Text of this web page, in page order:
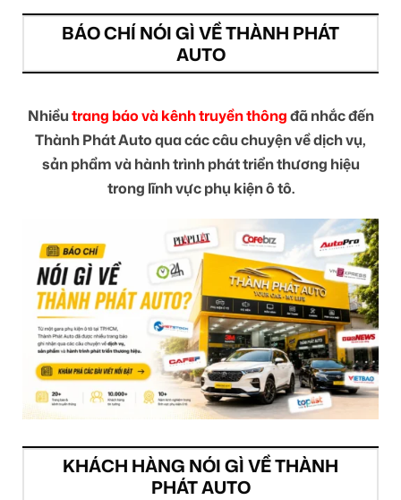
BÁO CHÍ NÓI GÌ VỀ THÀNH PHÁT
AUTO
Nhiềutrang báo và kênh truyền thôngđã nhắc đến
Thành Phát Auto qua các câu chuyện về dịch vụ,
sản phẩm và hành trình phát triển thương hiệu
trong lĩnh vực phụ kiện ô tô.
KHÁCH HÀNG NÓI GÌ VỀ THÀNH
PHÁT AUTO